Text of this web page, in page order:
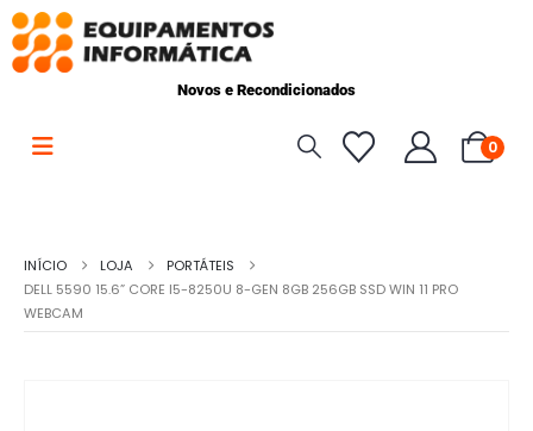
Novos e Recondicionados
0
INÍCIO LOJA
PORTÁTEIS
DELL 5590 15.6” CORE I5-8250U 8-GEN 8GB 256GB SSD WIN 11 PRO
WEBCAM